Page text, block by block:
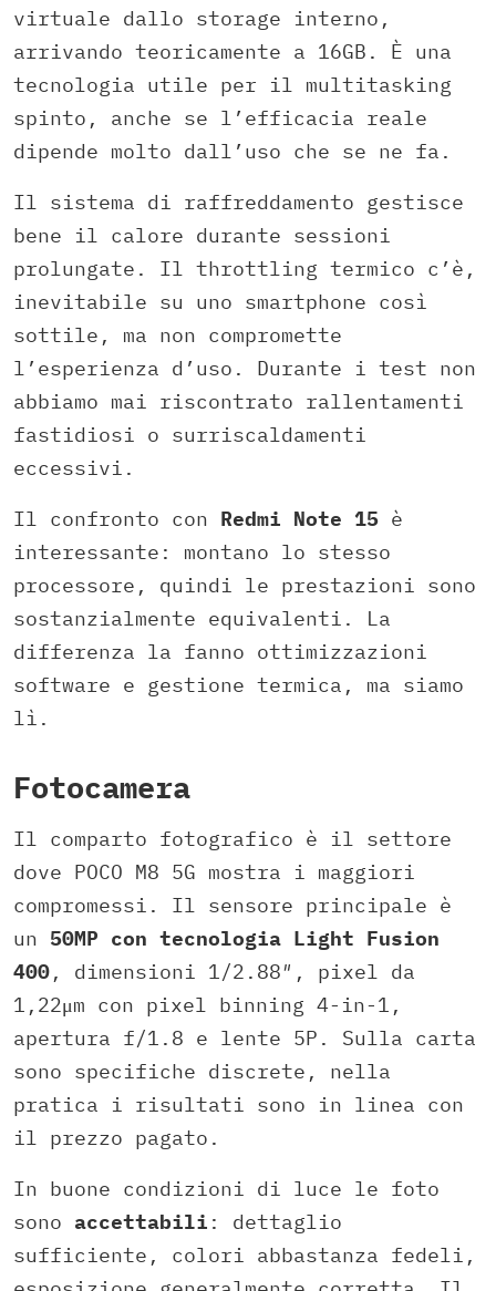
virtuale dallo storage interno,
arrivando teoricamente a 16GB. È una
tecnologia utile per il multitasking
spinto, anche se l’efficacia reale
dipende molto dall’uso che se ne fa.
Il sistema di raffreddamento gestisce
bene il calore durante sessioni
prolungate. Il throttling termico c’è,
inevitabile su uno smartphone così
sottile, ma non compromette
l’esperienza d’uso. Durante i test non
abbiamo mai riscontrato rallentamenti
fastidiosi o surriscaldamenti
eccessivi.
Il confronto con Redmi Note 15 è
interessante: montano lo stesso
processore, quindi le prestazioni sono
sostanzialmente equivalenti. La
differenza la fanno ottimizzazioni
software e gestione termica, ma siamo
lì.
Fotocamera
Il comparto fotografico è il settore
dove POCO M8 5G mostra i maggiori
compromessi. Il sensore principale è
un 50MP con tecnologia Light Fusion
400, dimensioni 1/2.88″, pixel da
1,22μm con pixel binning 4-in-1,
apertura f/1.8 e lente 5P. Sulla carta
sono specifiche discrete, nella
pratica i risultati sono in linea con
il prezzo pagato.
In buone condizioni di luce le foto
sono accettabili : dettaglio
sufficiente, colori abbastanza fedeli,